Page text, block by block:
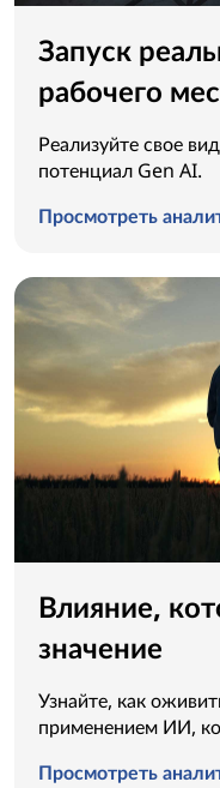
Запуск
рабочего
Реализуйте свое
потенциал Gen AI.
Просмотреть
Влияние,
значение
Узнайте, как
применением ИИ,
Просмотреть